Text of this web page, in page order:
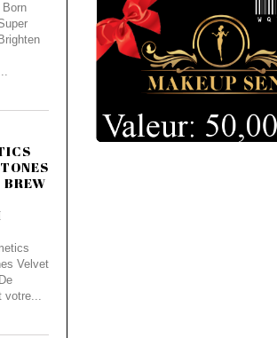
Born
Velvet
votre...